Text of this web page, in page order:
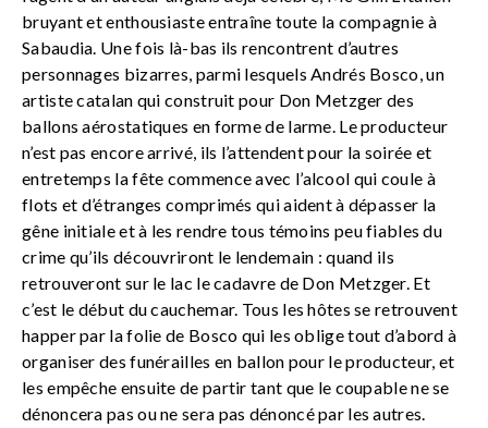
bruyant et enthousiaste entraîne toute la compagnie à
Sabaudia. Une fois là-bas ils rencontrent d’autres
personnages bizarres, parmi lesquels Andrés Bosco, un
artiste catalan qui construit pour Don Metzger des
ballons aérostatiques en forme de larme. Le producteur
n’est pas encore arrivé, ils l’attendent pour la soirée et
entretemps la fête commence avec l’alcool qui coule à
flots et d’étranges comprimés qui aident à dépasser la
gêne initiale et à les rendre tous témoins peu fiables du
crime qu’ils découvriront le lendemain : quand ils
retrouveront sur le lac le cadavre de Don Metzger. Et
c’est le début du cauchemar. Tous les hôtes se retrouvent
happer par la folie de Bosco qui les oblige tout d’abord à
organiser des funérailles en ballon pour le producteur, et
les empêche ensuite de partir tant que le coupable ne se
dénoncera pas ou ne sera pas dénoncé par les autres.